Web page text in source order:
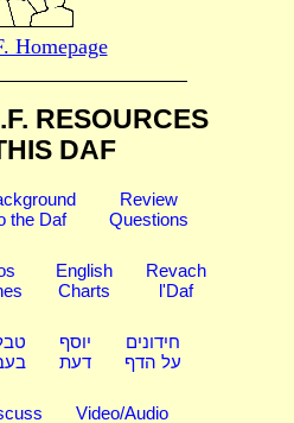
Homepage
RESOURCES
DAF
the Daf
Review
Questions
English
Charts
Revach
l'Daf
יוסף
דעת
חידונים
על הדף
Video/Audio